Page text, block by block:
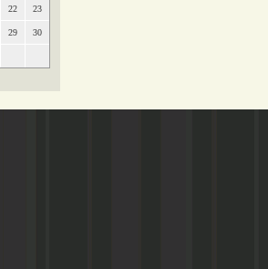
22 23
29 30